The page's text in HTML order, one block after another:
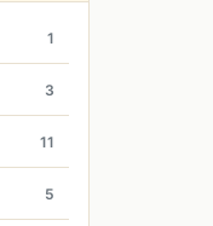
1
3
11
5